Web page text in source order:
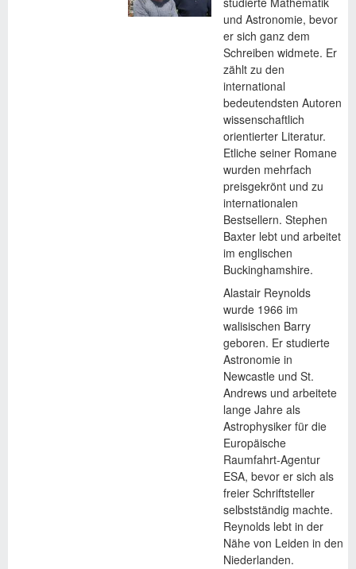
und Astronomie, bevor
er sich ganz dem
Schreiben widmete. Er
zählt zu den
international
bedeutendsten Autoren
wissenschaftlich
orientierter Literatur.
Etliche seiner Romane
wurden mehrfach
preisgekrönt und zu
internationalen
Bestsellern. Stephen
Baxter lebt und arbeitet
im englischen
Buckinghamshire.
Alastair Reynolds
wurde 1966 im
walisischen Barry
geboren. Er studierte
Astronomie in
Newcastle und St.
Andrews und arbeitete
lange Jahre als
Astrophysiker für die
Europäische
Raumfahrt-Agentur
ESA, bevor er sich als
freier Schriftsteller
selbstständig machte.
Reynolds lebt in der
Nähe von Leiden in den
Niederlanden.